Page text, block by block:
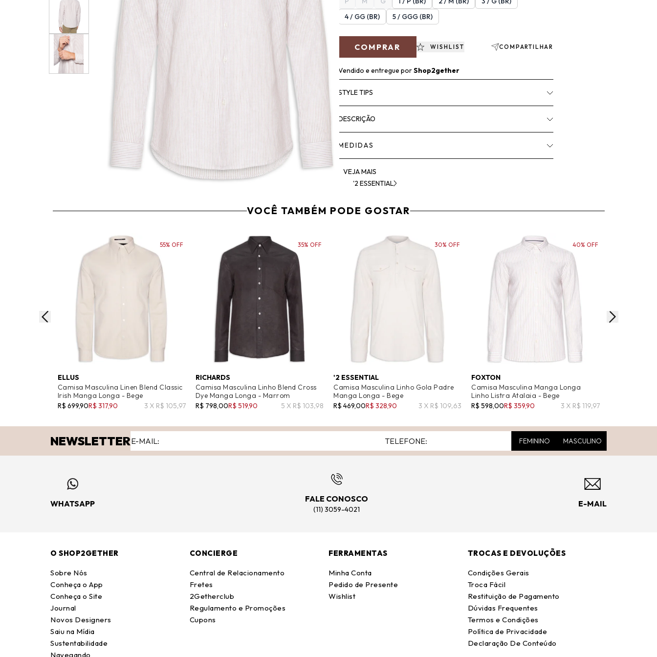
4 / GG (BR)
5 / GGG (BR)
COMPRAR WISHLIST COMPARTILHAR
Vendido e entregue porShop2gether
STYLE TIPS
DESCRIÇÃO
MEDIDAS
VEJA MAIS
'2 ESSENTIAL
VOCÊ TAMBÉM PODE GOSTAR
ELLUS
Camisa Masculina Linen Blend Classic
Irish Manga Longa - Bege
R$ 699,90R$ 317,90 3 X R$ 105,97
55% OFF
RICHARDS
Camisa Masculina Linho Blend Cross
Dye Manga Longa - Marrom
R$ 798,00R$ 519,90 5 X R$ 103,98
35% OFF
'2 ESSENTIAL
Camisa Masculina Linho Gola Padre
Manga Longa - Bege
R$ 469,00R$ 328,90 3 X R$ 109,63
30% OFF
FOXTON
Camisa Masculina Manga Longa
Linho Listra Atalaia - Bege
R$ 598,00R$ 359,90 3 X R$ 119,97
40% OFF
NEWSLETTER FEMININO MASCULINO
WHATSAPP
FALE CONOSCO
(11) 3059-4021
E-MAIL
O SHOP2GETHER
Sobre Nós
Conheça o App
Conheça o Site
Journal
Novos Designers
Saiu na Mídia
Sustentabilidade
Navegando
CONCIERGE
Central de Relacionamento
Fretes
2Getherclub
Regulamento e Promoções
Cupons
FERRAMENTAS
Minha Conta
Pedido de Presente
Wishlist
TROCAS E DEVOLUÇÕES
Condições Gerais
Troca Fácil
Restituição de Pagamento
Dúvidas Frequentes
Termos e Condições
Política de Privacidade
Declaração De Conteúdo